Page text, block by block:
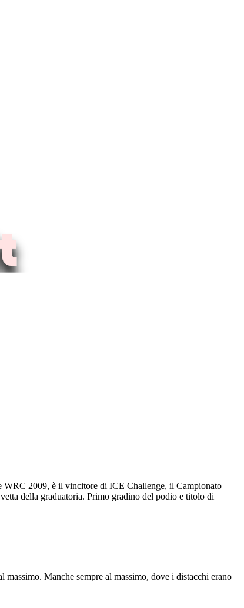
WRC 2009, è il vincitore di ICE Challenge, il Campionato
della graduatoria. Primo gradino del podio e titolo di
Manche sempre al massimo, dove i distacchi erano